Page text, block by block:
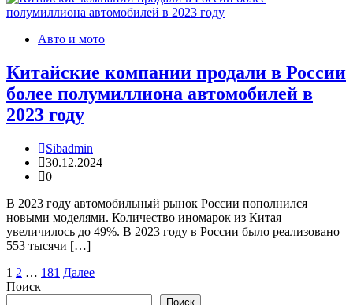
Авто и мото
Китайские компании продали в России
более полумиллиона автомобилей в
2023 году
Sibadmin
30.12.2024
0
В 2023 году автомобильный рынок России пополнился
новыми моделями. Количество иномарок из Китая
увеличилось до 49%. В 2023 году в России было реализовано
553 тысячи […]
Пагинация
записей
1 2 … 181 Далее
Поиск
Поиск